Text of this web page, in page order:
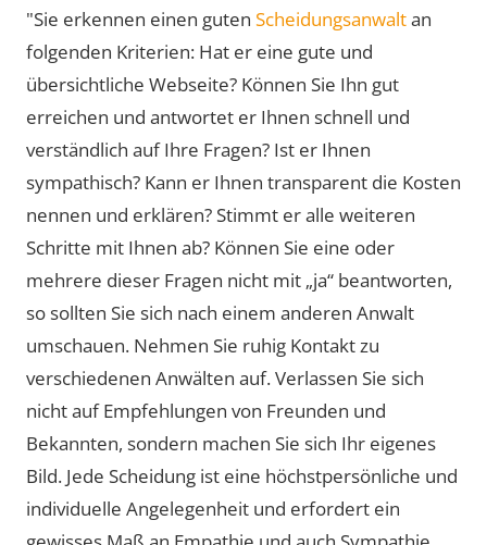
"Sie erkennen einen guten Scheidungsanwaltan
folgenden Kriterien: Hat er eine gute und
übersichtliche Webseite? Können Sie Ihn gut
erreichen und antwortet er Ihnen schnell und
verständlich auf Ihre Fragen? Ist er Ihnen
sympathisch? Kann er Ihnen transparent die Kosten
nennen und erklären? Stimmt er alle weiteren
Schritte mit Ihnen ab? Können Sie eine oder
mehrere dieser Fragen nicht mit „ja“ beantworten,
so sollten Sie sich nach einem anderen Anwalt
umschauen. Nehmen Sie ruhig Kontakt zu
verschiedenen Anwälten auf. Verlassen Sie sich
nicht auf Empfehlungen von Freunden und
Bekannten, sondern machen Sie sich Ihr eigenes
Bild. Jede Scheidung ist eine höchstpersönliche und
individuelle Angelegenheit und erfordert ein